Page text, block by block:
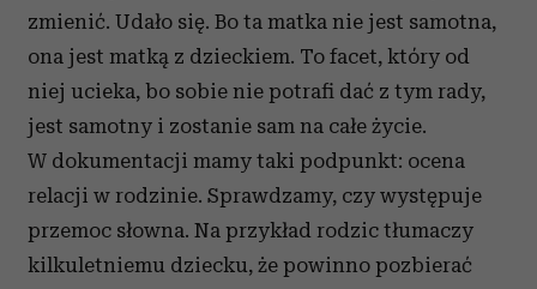
zmienić. Udało się. Bo ta matka nie jest samotna,
ona jest matką z dzieckiem. To facet, który od
niej ucieka, bo sobie nie potrafi dać z tym rady,
jest samotny i zostanie sam na całe życie.
W dokumentacji mamy taki podpunkt: ocena
relacji w rodzinie. Sprawdzamy, czy występuje
przemoc słowna. Na przykład rodzic tłumaczy
kilkuletniemu dziecku, że powinno pozbierać